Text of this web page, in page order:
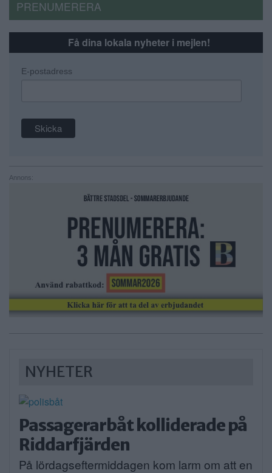
PRENUMERERA
Få dina lokala nyheter i mejlen!
E-postadress
Annons:
NYHETER
Passagerarbåt kolliderade på
Riddarfjärden
På lördagseftermiddagen kom larm om att en